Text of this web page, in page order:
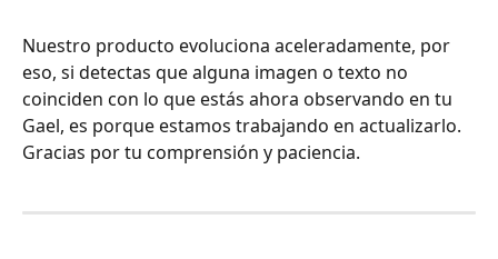
Nuestro producto evoluciona aceleradamente, por
eso, si detectas que alguna imagen o texto no
coinciden con lo que estás ahora observando en tu
Gael, es porque estamos trabajando en actualizarlo.
Gracias por tu comprensión y paciencia.